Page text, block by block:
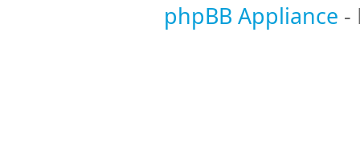
phpBB Appliance -